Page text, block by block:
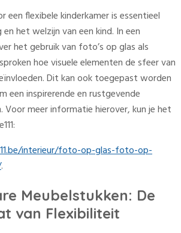
een flexibele kinderkamer is essentieel
het welzijn van een kind. In een
het gebruik van foto’s op glas als
hoe visuele elementen de sfeer van
Dit kan ook toegepast worden
een inspirerende en rustgevende
Voor meer informatie hierover, kun je het
interieur/foto-op-glas-foto-op-
.
Meubelstukken: De
van Flexibiliteit